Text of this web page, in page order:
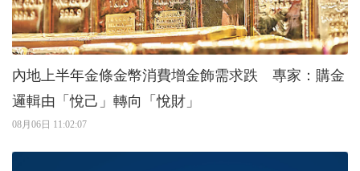
內地上半年金條金幣消費增金飾需求跌 專家：購金
邏輯由「悅己」轉向「悅財」
08月06日 11:02:07